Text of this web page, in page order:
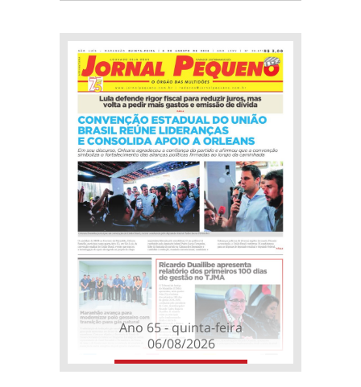
Ano 65 - quinta-feira
06/08/2026